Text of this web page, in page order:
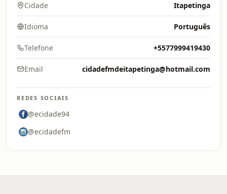
Cidade Itapetinga
Idioma Português
Telefone +5577999419430
Email cidadefmdeitapetinga@hotmail.com
REDES SOCIAIS
@ecidade94
@ecidadefm